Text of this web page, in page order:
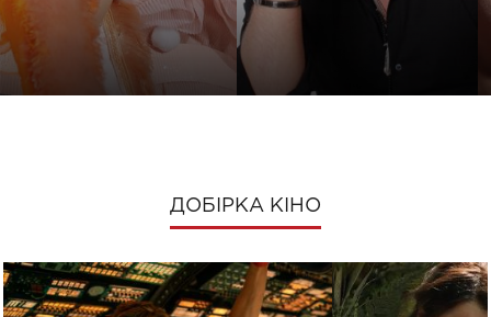
ДОБІРКА КІНО